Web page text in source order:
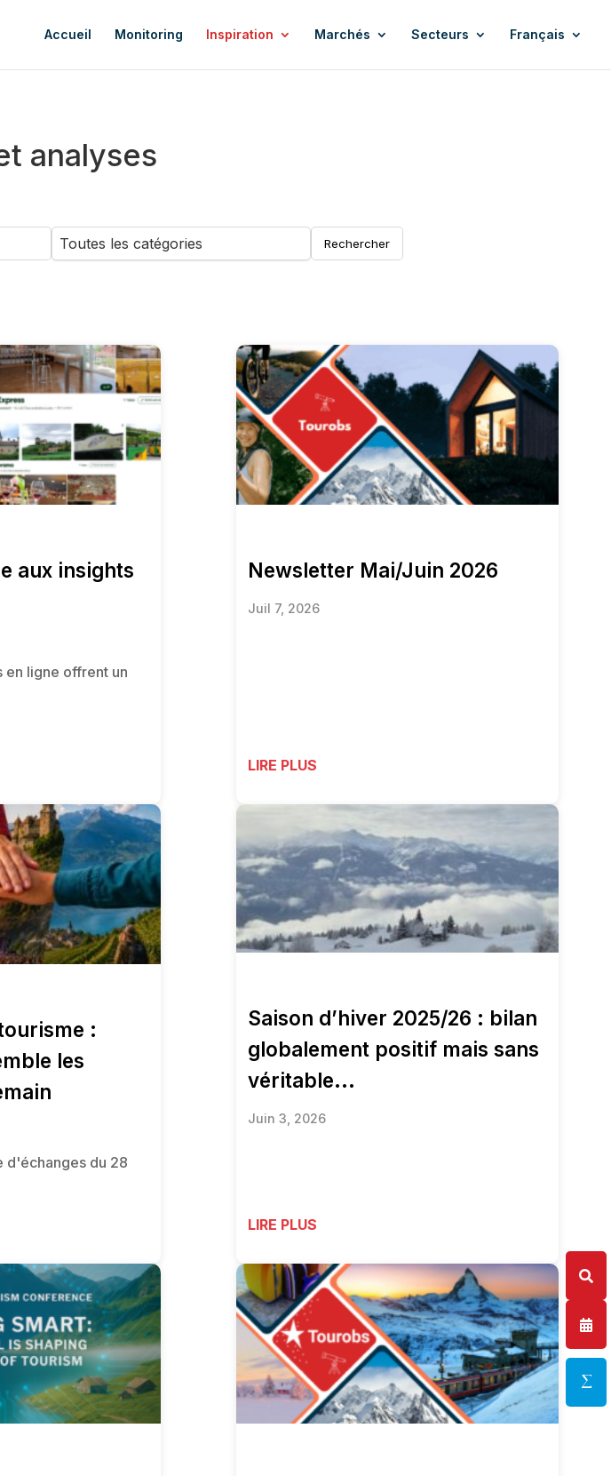
Accueil Monitoring Inspiration Marchés Secteurs Français
analyses
Rechercher
aux insights
ligne offrent un
Newsletter Mai/Juin 2026
Juil 7, 2026
LIRE PLUS
:
les
d'échanges du 28
Saison d’hiver 2025/26 : bilan
globalement positif mais sans
véritable...
Juin 3, 2026
LIRE PLUS